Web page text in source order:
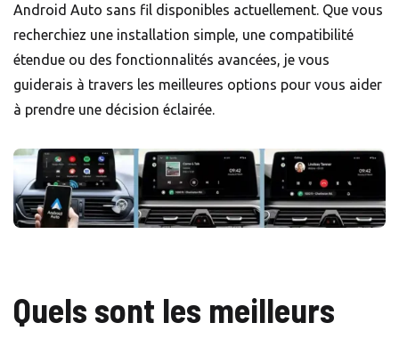
Android Auto sans fil disponibles actuellement. Que vous
recherchiez une installation simple, une compatibilité
étendue ou des fonctionnalités avancées, je vous
guiderais à travers les meilleures options pour vous aider
à prendre une décision éclairée.
Quels sont les meilleurs